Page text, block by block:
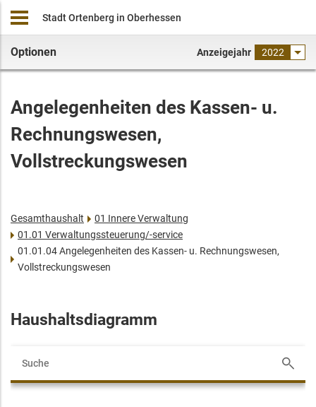
Stadt Ortenberg in Oberhessen
Optionen Anzeigejahr 2022
Angelegenheiten des Kassen- u.
Rechnungswesen,
Vollstreckungswesen
Gesamthaushalt
01 Innere Verwaltung
01.01 Verwaltungssteuerung/-service
01.01.04 Angelegenheiten des Kassen- u. Rechnungswesen,
Vollstreckungswesen
Haushaltsdiagramm